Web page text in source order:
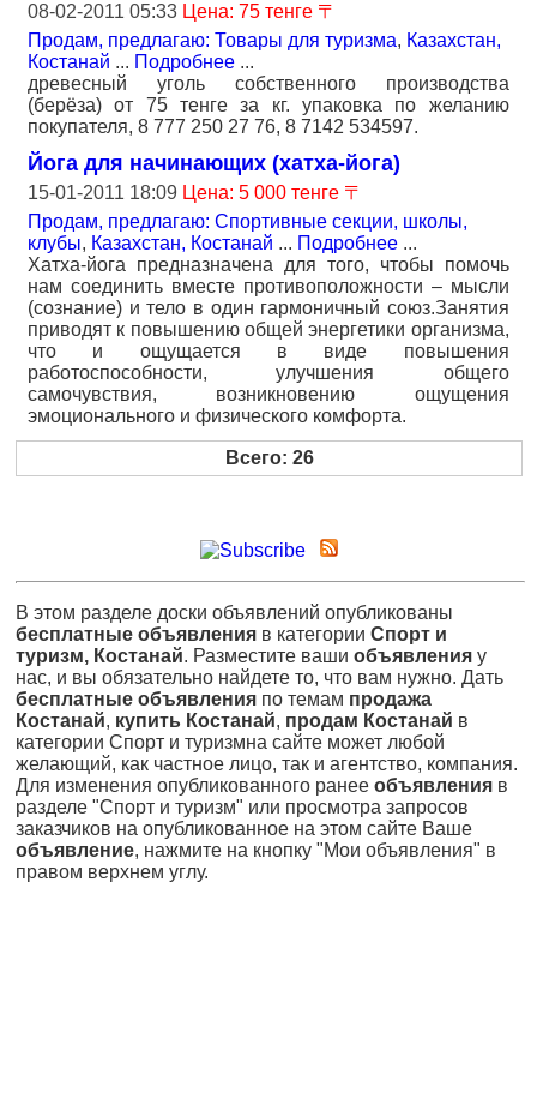
08-02-2011 05:33 Цена: 75 тенге 〒
Продам, предлагаю: Товары для туризма, Казахстан,
Костанай ... Подробнее ...
древесный уголь собственного производства
(берёза) от 75 тенге за кг. упаковка по желанию
покупателя, 8 777 250 27 76, 8 7142 534597.
Йога для начинающих (хатха-йога)
15-01-2011 18:09 Цена: 5 000 тенге 〒
Продам, предлагаю: Спортивные секции, школы,
клубы, Казахстан, Костанай ... Подробнее ...
Хатха-йога предназначена для того, чтобы помочь
нам соединить вместе противоположности – мысли
(сознание) и тело в один гармоничный союз.Занятия
приводят к повышению общей энергетики организма,
что и ощущается в виде повышения
работоспособности, улучшения общего
самочувствия, возникновению ощущения
эмоционального и физического комфорта.
Всего: 26
В этом разделе доски объявлений опубликованы
бесплатные объявления в категории Спорт и
туризм, Костанай. Разместите ваши объявления у
нас, и вы обязательно найдете то, что вам нужно. Дать
бесплатные объявления по темам продажа
Костанай, купить Костанай, продам Костанай в
категории Спорт и туризмна сайте может любой
желающий, как частное лицо, так и агентство, компания.
Для изменения опубликованного ранее объявления в
разделе "Спорт и туризм" или просмотра запросов
заказчиков на опубликованное на этом сайте Ваше
объявление, нажмите на кнопку "Мои объявления" в
правом верхнем углу.